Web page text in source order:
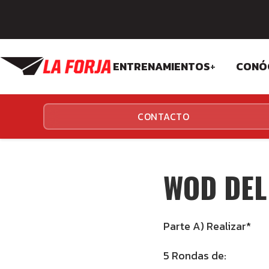
ENTRENAMIENTOS+
CROSSFIT
FUNCIONALES
CONTACTO
WOD
Parte A) Realizar*
5 Rondas de: